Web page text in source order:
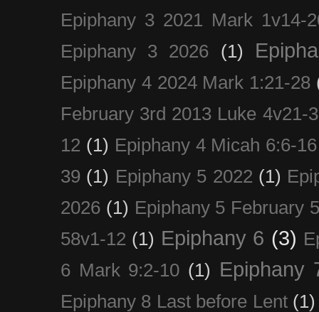
Epiphany 3 2021 Mark 1v14-
Epiphany 3 2026
(1)
Epiphany 4 2024 Mark 1:21-28
February 3rd 2013 Luke 4v21-
12 (1) Epiphany 4 Micah 6:6-16
39 (1) Epiphany 5 2022 (1)
2026 (1) Epiphany 5 February
58v1-12 (1) Epiphany 6 (3)
6 Mark 9:2-10 (1) Epiphany
Epiphany 8 Last before Lent (1)